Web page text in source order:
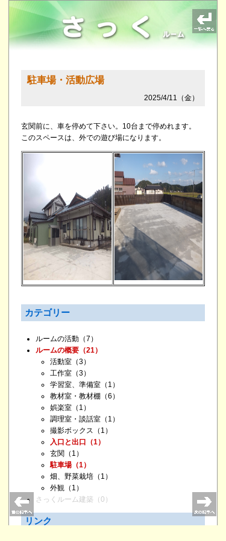
駐車場・活動広場
2025/4/11（金）
玄関前に、車を停めて下さい。10台まで停めれます。
このスペースは、外での遊び場になります。
カテゴリー
ルームの活動 （7）
ルームの概要 （21）
活動室 （3）
工作室 （3）
学習室、準備室 （1）
教材室・教材棚 （6）
娯楽室 （1）
調理室・談話室 （1）
撮影ボックス （1）
入口と出口
（1）
玄関 （1）
駐車場 （1）
畑、野菜栽培 （1）
外観 （1）
さっくルーム建築 （0）
リンク